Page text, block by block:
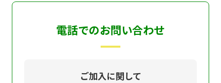
電話でのお問い合わせ
ご加入に関して